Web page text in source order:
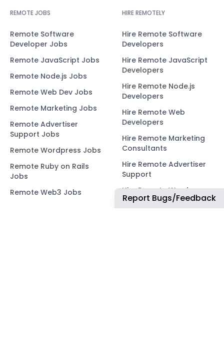
REMOTE JOBS
Remote Software
Developer Jobs
Remote JavaScript Jobs
Remote Node.js Jobs
Remote Web Dev Jobs
Remote Marketing Jobs
Remote Advertiser
Support Jobs
Remote Wordpress Jobs
Remote Ruby on Rails
Jobs
Remote Web3 Jobs
HIRE REMOTELY
Hire Remote Software
Developers
Hire Remote JavaScript
Developers
Hire Remote Node.js
Developers
Hire Remote Web
Developers
Hire Remote Marketing
Consultants
Hire Remote Advertiser
Support
Hire Remote Wordpress
Developers
Report Bugs/Feedback